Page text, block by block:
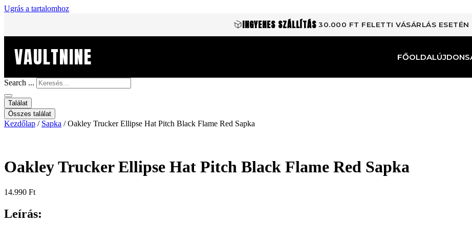
Ugrás a tartalomhoz
INGYENES SZÁLLÍTÁS 30.000 FT FELETTI VÁSÁRLÁS ESETÉN
VAULTNINE FŐOLDAL
Search ...
Találat
Összes találat
Kezdőlap / Sapka / Oakley Trucker Ellipse Hat Pitch Black Flame Red Sapka
Oakley Trucker Ellipse Hat Pitch Black Flame Red Sapka
14.990 Ft
Leírás: